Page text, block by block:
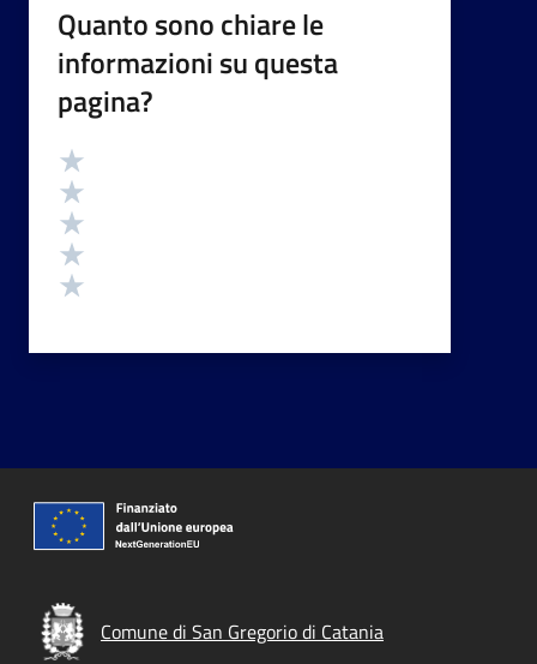
Quanto sono chiare le
informazioni su questa
pagina?
Valutazione
Comune di San Gregorio di Catania